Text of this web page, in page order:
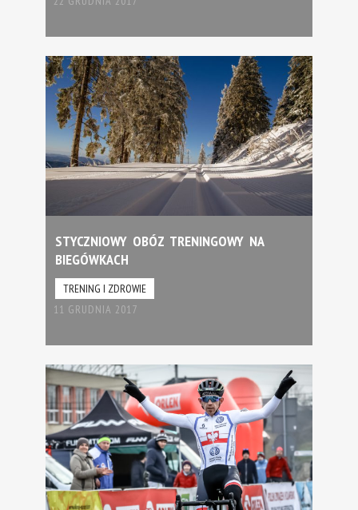
STYCZNIOWY OBÓZ TRENINGOWY NA
BIEGÓWKACH
TRENING I ZDROWIE
11 GRUDNIA 2017